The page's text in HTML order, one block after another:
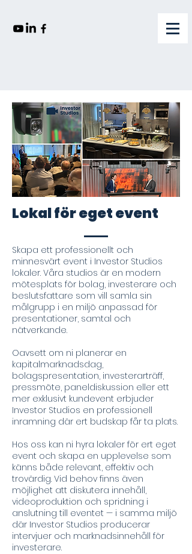
Lokal för eget event
Skapa ett professionellt och
minnesvärt event i Investor Studios
lokaler. Våra studios är en modern
mötesplats för bolag, investerare och
beslutsfattare som vill samla sin
målgrupp i en miljö anpassad för
presentationer, samtal och
nätverkande.
Oavsett om ni planerar en
kapitalmarknadsdag,
bolagspresentation, investerarträff,
pressmöte, paneldiskussion eller ett
mer exklusivt kundevent erbjuder
Investor Studios en professionell
inramning där ert budskap får ta plats.
Hos oss kan ni hyra lokaler för ert eget
event och skapa en upplevelse som
känns både relevant, effektiv och
trovärdig. Vid behov finns även
möjlighet att diskutera innehåll,
videoproduktion och spridning i
anslutning till eventet — i samma miljö
där Investor Studios producerar
intervjuer och marknadsinnehåll för
investerare.